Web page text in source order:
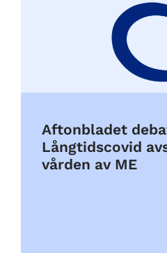
Aftonbladet
Långtidscovid
vården av ME